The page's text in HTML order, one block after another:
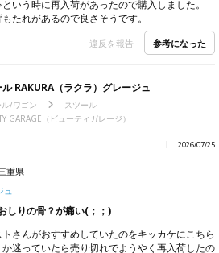
いう時に再入荷があったので購入しました。
たれがあるので良さそうです。
違反を報告 参考になった
RAKURA（ラクラ）グレージュ
ル/ワゴン
スツール
GARAGE（ビューティガレージ）
2026/07/25
重県
ュ
しりの骨？が痛い(；；)
さんがおすすめしていたのをキッカケにこちら
迷っていたら売り切れでようやく再入荷したの